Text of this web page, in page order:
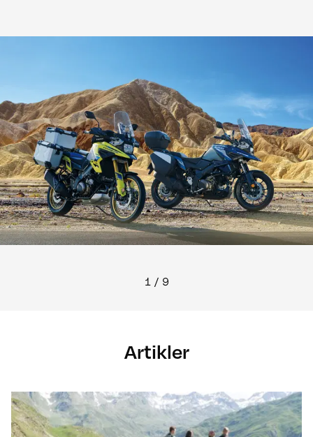
1/ 9
Artikler